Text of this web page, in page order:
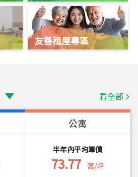
友善租屋專區
看全部
公寓
半年內平均單價
73.77 萬/坪